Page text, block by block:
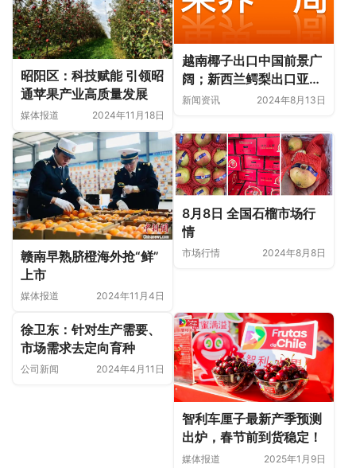
昭阳区：科技赋能 引领昭
通苹果产业高质量发展
媒体报道 2024年11月18日
越南椰子出口中国前景广
阔；新西兰鳄梨出口亚洲
市场需求旺盛；全球柠檬
新闻资讯 2024年8月13日
赣南早熟脐橙海外抢“鲜”
上市
媒体报道 2024年11月4日
8月8日 全国石榴市场行
情
市场行情 2024年8月8日
徐卫东：针对生产需要、
市场需求去定向育种
公司新闻 2024年4月11日
智利车厘子最新产季预测
出炉，春节前到货稳定！
媒体报道 2025年1月9日